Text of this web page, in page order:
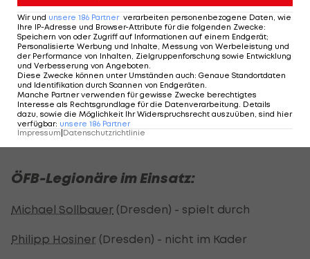
der KSC folgt mit drei Punkten weniger auf Platz
zehn. Dresden folgt mit 22 Zählern auf Rang elf,
Aue belegt mit 14 Punkten die 16. Stelle.
2. Bundesliga - Tabelle >>>
2. Bundesliga - Spielplan/Ergebnisse >>>
ÖFB-Legionäre im Einsatz:
Michael Sollbauer (Dresden) - spielt durch
Philipp Hosiner (Dresden) - nicht im Kader
Wir und unsere 186 Partner verarbeiten personenbezogene Daten, wie
Ihre IP-Adresse und Browser-Attribute für die folgenden Zwecke:
Speichern von oder Zugriff auf Informationen auf einem Endgerät;
Personalisierte Werbung und Inhalte, Messung von Werbeleistung und
der Performance von Inhalten, Zielgruppenforschung sowie Entwicklung
und Verbesserung von Angeboten
Diese Zwecke können unter Umständen auch: Genaue Standortdaten
und Identifikation durch Scannen von Endgeräten
Manche Partner verwenden für gewisse Zwecke berechtigtes
Interesse als Rechtsgrundlage für die Datenverarbeitung. Details
dazu, sowie die Möglichkeit Ihr Widerspruchsrecht auszuüben, sind hier
verfügbar: unsere 186 Partner
Impressum|Datenschutzrichtlinie